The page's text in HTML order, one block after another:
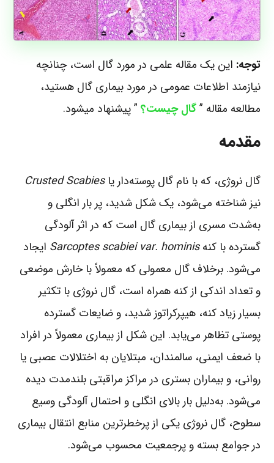
توجه: این یک مقاله علمی در مورد گال است، چنانچه
نیازمند اطلاعات عمومی در مورد بیماری گال هستید،
مطالعه مقاله ”گال چیست؟ ” پیشنهاد میشود.
مقدمه
گال نروژی، که با نام گال پوسته‌دار یاCrusted Scabies
نیز شناخته می‌شود، یک شکل شدید، پر بار انگلی و
به‌شدت مسری از بیماری گال است که در اثر آلودگی
گسترده با کنهSarcoptes scabiei var. hominis ایجاد
می‌شود. برخلاف گال معمولی که معمولاً با خارش موضعی
و تعداد اندکی از کنه همراه است، گال نروژی با تکثیر
بسیار زیاد کنه، هیپرکراتوز شدید، و ضایعات گسترده
پوستی تظاهر می‌یابد. این شکل از بیماری معمولاً در افراد
با ضعف ایمنی، سالمندان، مبتلایان به اختلالات عصبی یا
روانی، و بیماران بستری در مراکز مراقبتی بلندمدت دیده
می‌شود. به‌دلیل بار بالای انگلی و احتمال آلودگی وسیع
سطوح، گال نروژی یکی از پرخطرترین منابع انتقال بیماری
در جوامع بسته و پرجمعیت محسوب می‌شود.